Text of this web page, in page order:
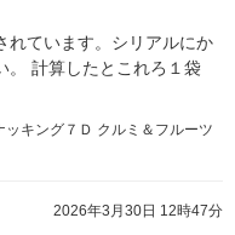
れています。シリアルにか
。 計算したとこれろ１袋
キング７Ｄ クルミ＆フルーツ
2026年3月30日 12時47分